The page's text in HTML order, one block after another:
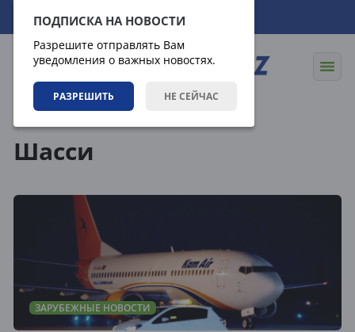
ПОДПИСКА НА НОВОСТИ
Разрешите отправлять Вам
уведомления о важных новостях.
РАЗРЕШИТЬ НЕ СЕЙЧАС
07.08.2026 00:43:43
Шасси
ЗАРУБЕЖНЫЕ НОВОСТИ